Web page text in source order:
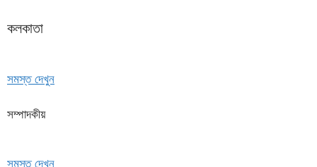
কলকাতা
সমস্ত দেখুন
সম্পাদকীয়
সমস্ত দেখুন